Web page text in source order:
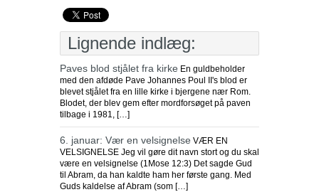
Lignende indlæg:
Paves blod stjålet fra kirke En guldbeholder
med den afdøde Pave Johannes Poul II's blod er
blevet stjålet fra en lille kirke i bjergene nær Rom.
Blodet, der blev gem efter mordforsøget på paven
tilbage i 1981, […]
6. januar: Vær en velsignelse VÆR EN
VELSIGNELSE Jeg vil gøre dit navn stort og du skal
være en velsignelse (1Mose 12:3) Det sagde Gud
til Abram, da han kaldte ham her første gang. Med
Guds kaldelse af Abram (som […]